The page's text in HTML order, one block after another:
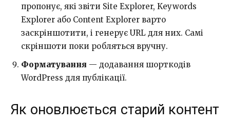
пропонує, які звіти Site Explorer, Keywords
Explorer або Content Explorer варто
заскріншотити, і генерує URL для них. Самі
скріншоти поки робляться вручну.
Форматування — додавання шорткодів
WordPress для публікації.
Як оновлюється старий контент